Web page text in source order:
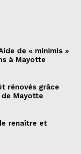
de « minimis »
à Mayotte
rénovés grâce
Mayotte
renaître et